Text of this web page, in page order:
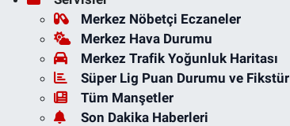
Merkez Nöbetçi Eczaneler
Merkez Hava Durumu
Merkez Trafik Yoğunluk Haritası
Süper Lig Puan Durumu ve Fikstür
Tüm Manşetler
Son Dakika Haberleri